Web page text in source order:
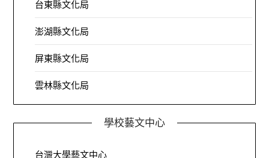
台東縣文化局
澎湖縣文化局
屏東縣文化局
雲林縣文化局
學校藝文中心
台灣大學藝文中心